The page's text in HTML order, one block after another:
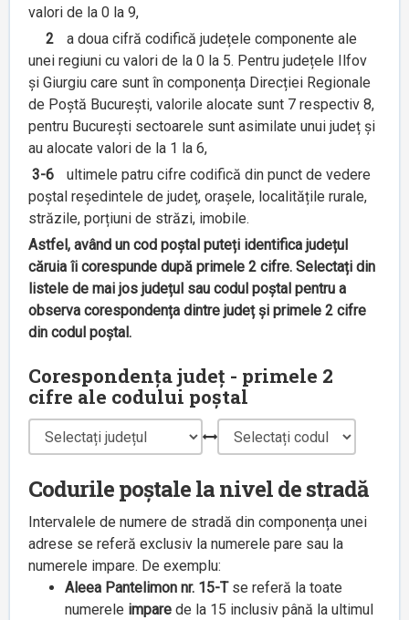
valori de la 0 la 9,
2
a doua cifră codifică județele componente ale
unei regiuni cu valori de la 0 la 5. Pentru județele Ilfov
și Giurgiu care sunt în componența Direcției Regionale
de Poștă București, valorile alocate sunt 7 respectiv 8,
pentru București sectoarele sunt asimilate unui județ și
au alocate valori de la 1 la 6,
3-6
ultimele patru cifre codifică din punct de vedere
poștal reședintele de județ, orașele, localitățile rurale,
străzile, porțiuni de străzi, imobile.
Astfel, având un cod poștal puteți identifica județul
căruia îi corespunde după primele 2 cifre. Selectați din
listele de mai jos județul sau codul poștal pentru a
observa corespondența dintre județ și primele 2 cifre
din codul poștal.
Corespondența județ - primele 2
cifre ale codului poștal
Codurile poștale la nivel de stradă
Intervalele de numere de stradă din componența unei
adrese se referă exclusiv la numerele pare sau la
numerele impare. De exemplu:
Aleea Pantelimon nr. 15-Tse referă la toate
numerele impare de la 15 inclusiv până la ultimul